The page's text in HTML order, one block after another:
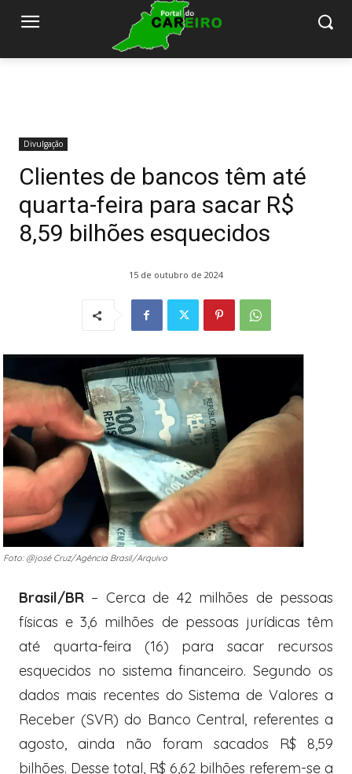
Divulgação
Clientes de bancos têm até
quarta-feira para sacar R$
8,59 bilhões esquecidos
15 de outubro de 2024
Foto: @josé Cruz/Agência Brasil/Arquivo
Brasil/BR – Cerca de 42 milhões de pessoas
físicas e 3,6 milhões de pessoas jurídicas têm
até quarta-feira (16) para sacar recursos
esquecidos no sistema financeiro. Segundo os
dados mais recentes do Sistema de Valores a
Receber (SVR) do Banco Central, referentes a
agosto, ainda não foram sacados R$ 8,59
bilhões. Desse total, R$ 6,62 bilhões referem-se a